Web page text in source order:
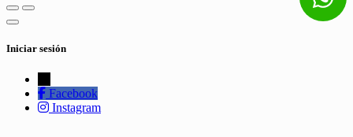
Iniciar sesión
Facebook
Instagram